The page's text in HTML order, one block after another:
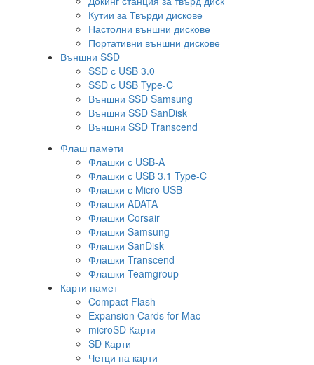
Кутии за Твърди дискове
Настолни външни дискове
Портативни външни дискове
Външни SSD
SSD с USB 3.0
SSD с USB Type-C
Външни SSD Samsung
Външни SSD SanDisk
Външни SSD Transcend
Флаш памети
Флашки с USB-A
Флашки с USB 3.1 Type-C
Флашки с Micro USB
Флашки ADATA
Флашки Corsair
Флашки Samsung
Флашки SanDisk
Флашки Transcend
Флашки Teamgroup
Карти памет
Compact Flash
Expansion Cards for Mac
microSD Карти
SD Карти
Четци на карти